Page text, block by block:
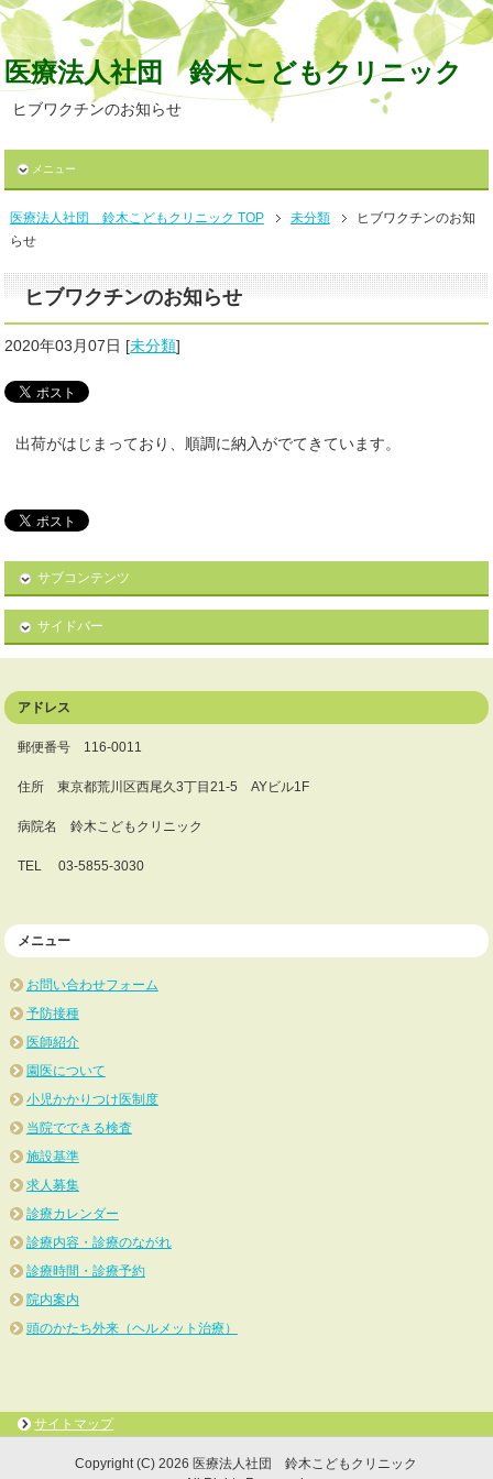
医療法人社団 鈴木こどもクリニック
ヒブワクチンのお知らせ
メニュー
医療法人社団 鈴木こどもクリニック TOP 未分類
ヒブワクチンのお知
らせ
ヒブワクチンのお知らせ
2020年03月07日 [未分類]
出荷がはじまっており、順調に納入がでてきています。
サブコンテンツ
サイドバー
アドレス
郵便番号 116-0011
住所 東京都荒川区西尾久3丁目21-5 AYビル1F
病院名 鈴木こどもクリニック
TEL 03-5855-3030
メニュー
お問い合わせフォーム
予防接種
医師紹介
園医について
小児かかりつけ医制度
当院でできる検査
施設基準
求人募集
診療カレンダー
診療内容・診療のながれ
診療時間・診療予約
院内案内
頭のかたち外来（ヘルメット治療）
サイトマップ
Copyright (C) 2026 医療法人社団 鈴木こどもクリニック